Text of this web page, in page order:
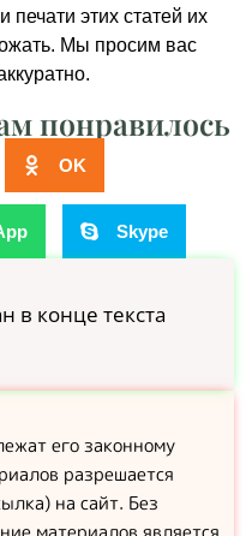
этих статей их
Мы просим вас
понравилось
OK
Skype
в конце текста
его законному
разрешается
на сайт. Без